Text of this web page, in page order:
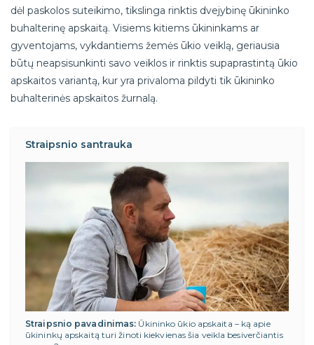
dėl paskolos suteikimo, tikslinga rinktis dvejybinę ūkininko
buhalterinę apskaitą. Visiems kitiems ūkininkams ar
gyventojams, vykdantiems žemės ūkio veiklą, geriausia
būtų neapsisunkinti savo veiklos ir rinktis supaprastintą ūkio
apskaitos variantą, kur yra privaloma pildyti tik ūkininko
buhalterinės apskaitos žurnalą.
Straipsnio santrauka
Straipsnio pavadinimas: Ūkininko ūkio apskaita – ką apie
ūkininkų apskaitą turi žinoti kiekvienas šia veikla besiverčiantis